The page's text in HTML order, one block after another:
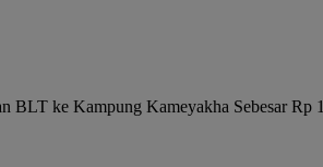
BLT ke Kampung Kameyakha Sebesar Rp